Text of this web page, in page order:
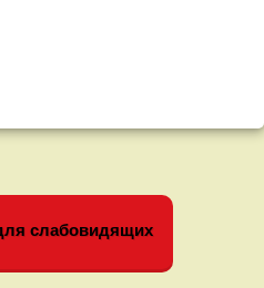
слабовидящих